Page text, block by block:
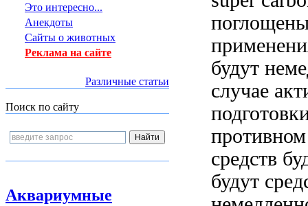
Это интересно...
Анекдоты
Сайты о животных
Реклама на сайте
Различные статьи
Поиск по сайту
Аквариумные
будут
случае
средств
будут